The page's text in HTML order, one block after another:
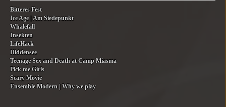
Bitteres Fest
Ice Age | Am Siedepunkt
Whalefall
Insekten
LifeHack
Hiddensee
Teenage Sex and Death at Camp Miasma
Pick me Girls
Scary Movie
Ensemble Modern | Why we play